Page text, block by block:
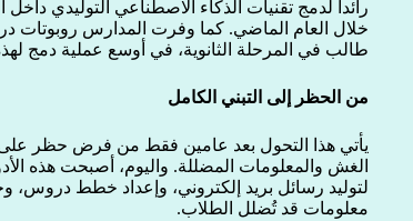
طالب في المرحلة الثانوية، في أوسع عملية دمج
من الحظر إلى التبني الكامل
الغش والمعلومات المضللة. واليوم، أصبحت هذه
لتوليد رسائل بريد إلكتروني، وإعداد خطط دروس،
معلومات قد تُضلل الطلاب.